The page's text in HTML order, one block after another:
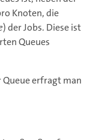
Knoten, die
) der Jobs. Diese ist
Queues
erfragt man